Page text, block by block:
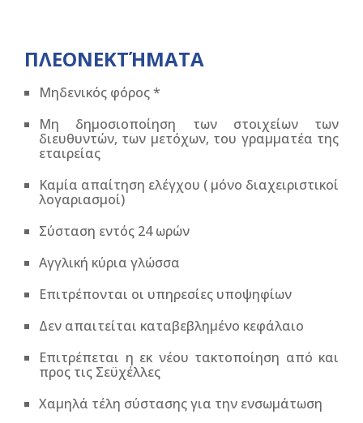
ΠΛΕΟΝΕΚΤΉΜΑΤΑ
Μηδενικός φόρος *
Μη δημοσιοποίηση των στοιχείων των
διευθυντών, των μετόχων, του γραμματέα της
εταιρείας
Καμία απαίτηση ελέγχου ( μόνο διαχειριστικοί
λογαριασμοί)
Σύσταση εντός 24 ωρών
Αγγλική κύρια γλώσσα
Επιτρέπονται οι υπηρεσίες υποψηφίων
Δεν απαιτείται καταβεβλημένο κεφάλαιο
Επιτρέπεται η εκ νέου τακτοποίηση από και
προς τις Σεϋχέλλες
Χαμηλά τέλη σύστασης για την ενσωμάτωση